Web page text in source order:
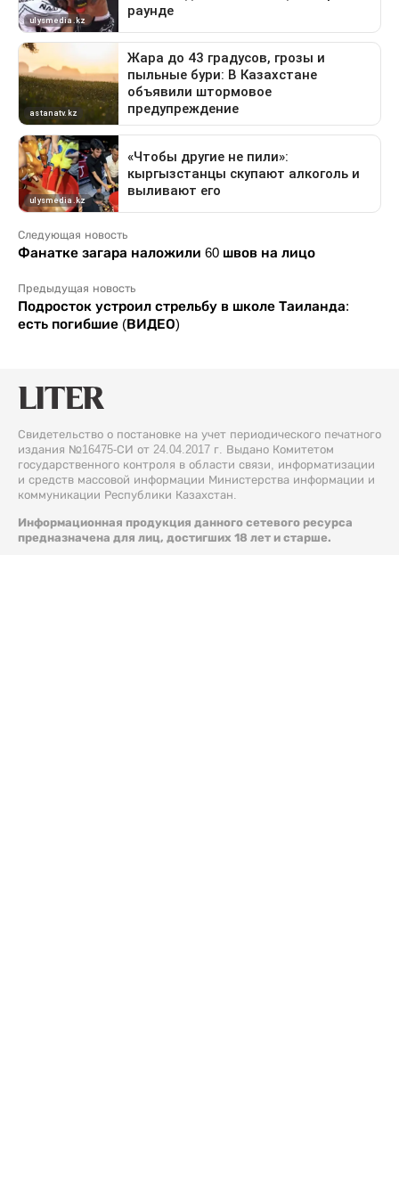
Следующая новость
Фанатке загара наложили 60 швов на лицо
Предыдущая новость
Подросток устроил стрельбу в школе Таиланда:
есть погибшие (ВИДЕО)
Свидетельство о постановке на учет периодического печатного
издания №16475-СИ от 24.04.2017 г. Выдано Комитетом
государственного контроля в области связи, информатизации
и средств массовой информации Министерства информации и
коммуникации Республики Казахстан.
Информационная продукция данного сетевого ресурса
предназначена для лиц, достигших 18 лет и старше.